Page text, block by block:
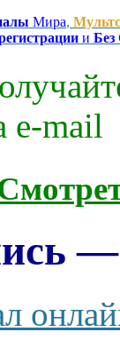
Мира,
и
e-mаil
—